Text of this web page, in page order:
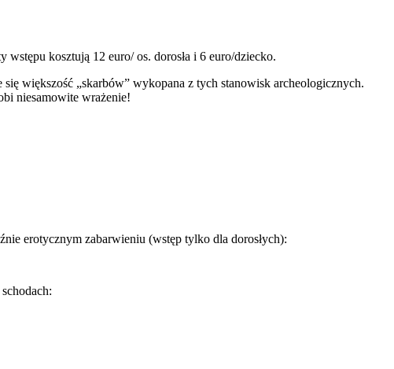
wstępu kosztują 12 euro/ os. dorosła i 6 euro/dziecko.
większość „skarbów” wykopana z tych stanowisk archeologicznych.
niesamowite wrażenie!
erotycznym zabarwieniu (wstęp tylko dla dorosłych):